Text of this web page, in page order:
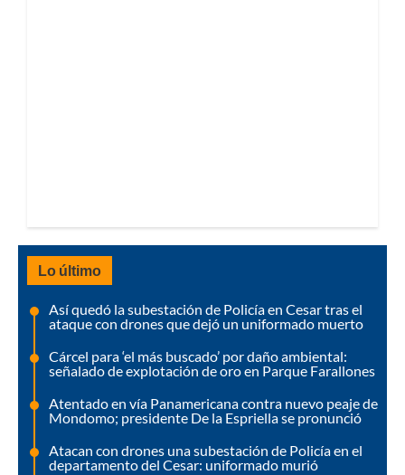
Lo último
Así quedó la subestación de Policía en Cesar tras el
ataque con drones que dejó un uniformado muerto
Cárcel para ‘el más buscado’ por daño ambiental:
señalado de explotación de oro en Parque Farallones
Atentado en vía Panamericana contra nuevo peaje de
Mondomo; presidente De la Espriella se pronunció
Atacan con drones una subestación de Policía en el
departamento del Cesar: uniformado murió